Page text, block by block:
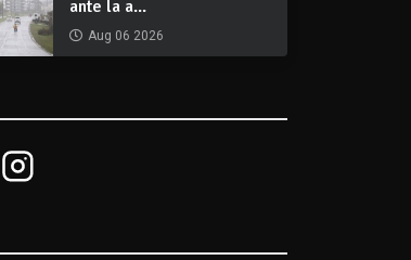
ante la a...
Aug 06 2026